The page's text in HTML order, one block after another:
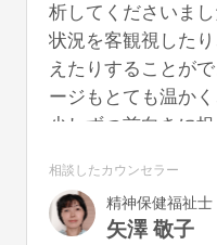
析してくださいま
状況を客観視した
えたりすることが
ージもとても温かく
少しずつ前向きに
あれば、再度お話
と幸いです。
相談したカウンセラー
精神保健福祉
矢澤 敬子